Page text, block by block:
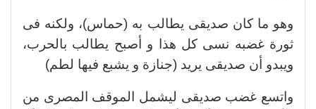
وهو ما كان صديقى يطالب به (حماس)، ولكنه فى
ثورة غضبه نسى كل هذا و أصبح يطالب بالحرب،
ويبدو أن صديقى يريد (جنازة و يشبع فيها لطم)
واتسع غضب صديقى ليشمل الموقف المصرى من